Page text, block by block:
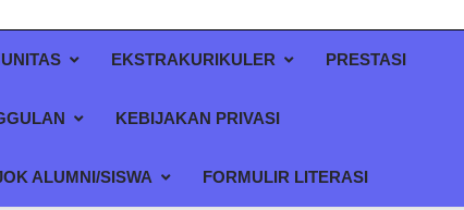
EKSTRAKURIKULER PRESTASI
KEBIJAKAN PRIVASI
ALUMNI/SISWA FORMULIR LITERASI